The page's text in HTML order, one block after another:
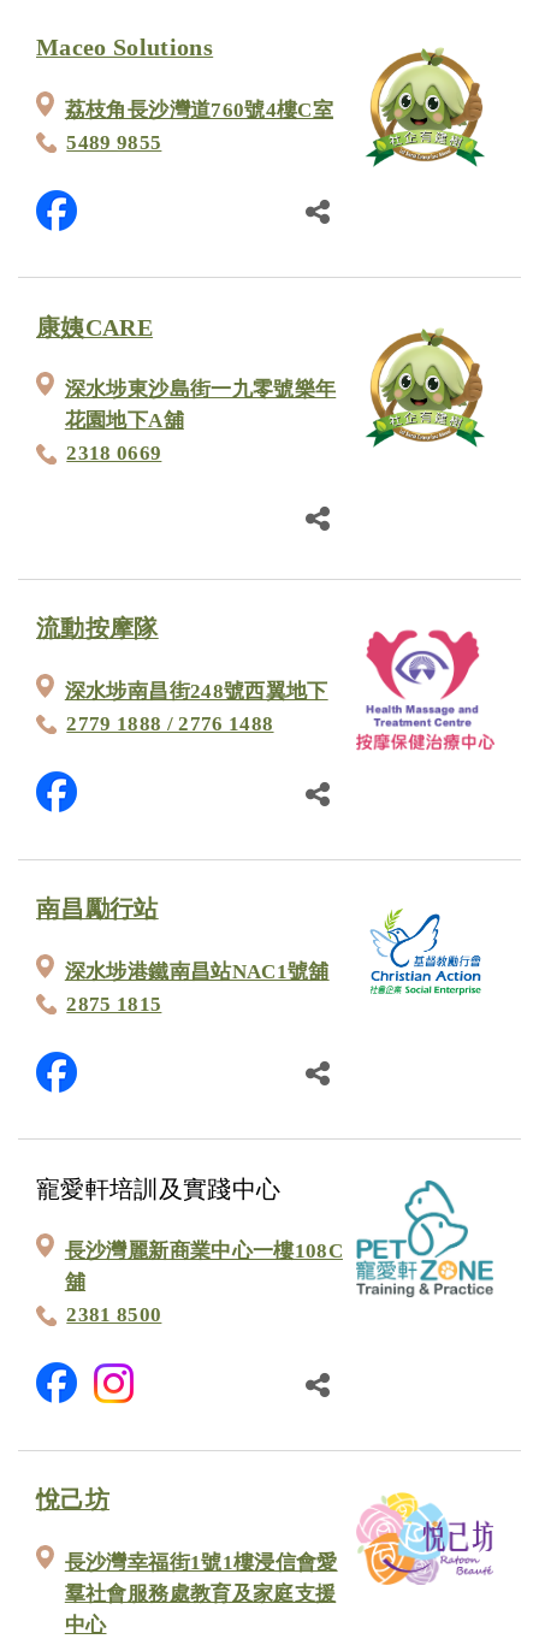
Maceo Solutions
荔枝角長沙灣道760號4樓C室
5489 9855
康姨CARE
深水埗東沙島街一九零號樂年
花園地下A舖
2318 0669
流動按摩隊
深水埗南昌街248號西翼地下
2779 1888 / 2776 1488
南昌勵行站
深水埗港鐵南昌站NAC1號舖
2875 1815
寵愛軒培訓及實踐中心
長沙灣麗新商業中心一樓108C
舖
2381 8500
悅己坊
長沙灣幸福街1號1樓浸信會愛
羣社會服務處教育及家庭支援
中心